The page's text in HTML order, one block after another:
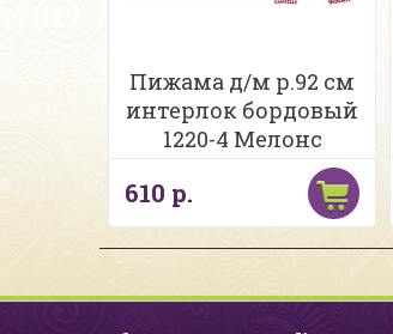
Пижама д/м р.92 см
интерлок бордовый
1220-4 Мелонс
610 р.